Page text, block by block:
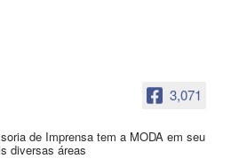
3,071
de Imprensa tem a MODA em seu
diversas áreas